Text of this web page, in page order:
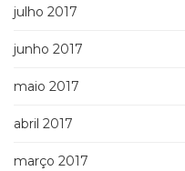
julho 2017
junho 2017
maio 2017
abril 2017
março 2017